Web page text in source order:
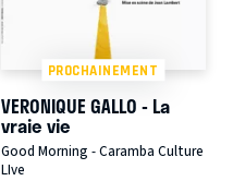
PROCHAINEMENT
VERONIQUE GALLO - La
vraie vie
Good Morning - Caramba Culture
LIve